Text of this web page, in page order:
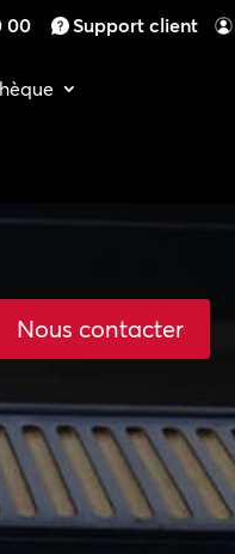
00 Support client
Nous contacter